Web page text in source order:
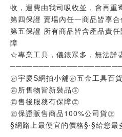
收，運費由我司吸收並，會再重
第四保證 賣場內任一商品皆享
第五保證 所有商品皆含產品責
障
☆專業工具，儀錶眾多，無法詳
㊣宇慶S網拍小舖㊣五金工具百
㊣所售物皆新裝品㊣
㊣售後服務有保障㊣
㊣保證販售商品100%公司貨㊣
§網路上最便宜的價格§‧§給您最